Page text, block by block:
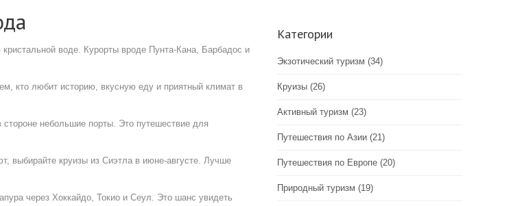
воде. Курорты вроде Пунта‑Кана, Барбадос и
кто любит историю, вкусную еду и приятный климат в
небольшие порты. Это путешествие для
выбирайте круизы из Сиэтла в июне‑августе. Лучше
через Хоккайдо, Токио и Сеул. Это шанс увидеть
Категории
Экзотический туризм (34)
Круизы (26)
Активный туризм (23)
Путешествия по Азии (21)
Путешествия по Европе (20)
Природный туризм (19)